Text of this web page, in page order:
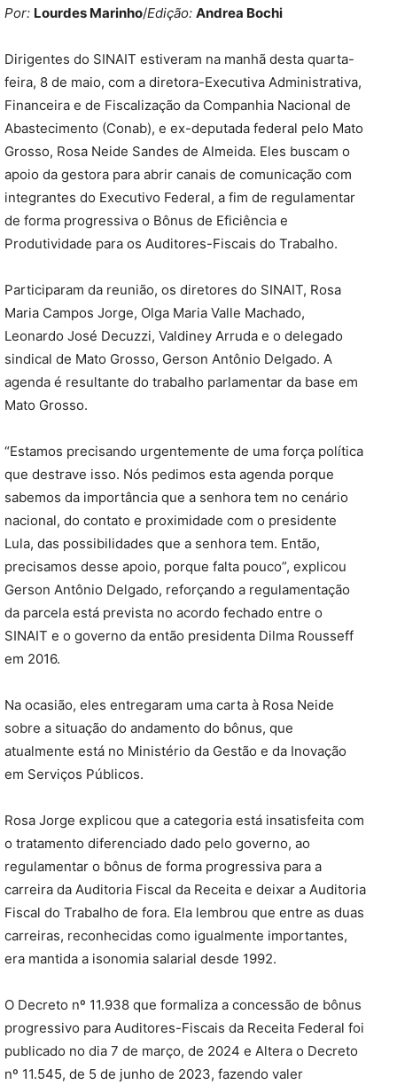
Por: Lourdes Marinho/Edição: Andrea Bochi
Dirigentes do SINAIT estiveram na manhã desta quarta-
feira, 8 de maio, com a diretora-Executiva Administrativa,
Financeira e de Fiscalização da Companhia Nacional de
Abastecimento (Conab), e ex-deputada federal pelo Mato
Grosso, Rosa Neide Sandes de Almeida. Eles buscam o
apoio da gestora para abrir canais de comunicação com
integrantes do Executivo Federal, a fim de regulamentar
de forma progressiva o Bônus de Eficiência e
Produtividade para os Auditores-Fiscais do Trabalho.
Participaram da reunião, os diretores do SINAIT, Rosa
Maria Campos Jorge, Olga Maria Valle Machado,
Leonardo José Decuzzi, Valdiney Arruda e o delegado
sindical de Mato Grosso, Gerson Antônio Delgado. A
agenda é resultante do trabalho parlamentar da base em
Mato Grosso.
“Estamos precisando urgentemente de uma força política
que destrave isso. Nós pedimos esta agenda porque
sabemos da importância que a senhora tem no cenário
nacional, do contato e proximidade com o presidente
Lula, das possibilidades que a senhora tem. Então,
precisamos desse apoio, porque falta pouco”, explicou
Gerson Antônio Delgado, reforçando a regulamentação
da parcela está prevista no acordo fechado entre o
SINAIT e o governo da então presidenta Dilma Rousseff
em 2016.
Na ocasião, eles entregaram uma carta à Rosa Neide
sobre a situação do andamento do bônus, que
atualmente está no Ministério da Gestão e da Inovação
em Serviços Públicos.
Rosa Jorge explicou que a categoria está insatisfeita com
o tratamento diferenciado dado pelo governo, ao
regulamentar o bônus de forma progressiva para a
carreira da Auditoria Fiscal da Receita e deixar a Auditoria
Fiscal do Trabalho de fora. Ela lembrou que entre as duas
carreiras, reconhecidas como igualmente importantes,
era mantida a isonomia salarial desde 1992.
O Decreto nº 11.938 que formaliza a concessão de bônus
progressivo para Auditores-Fiscais da Receita Federal foi
publicado no dia 7 de março, de 2024 e Altera o Decreto
nº 11.545, de 5 de junho de 2023, fazendo valer